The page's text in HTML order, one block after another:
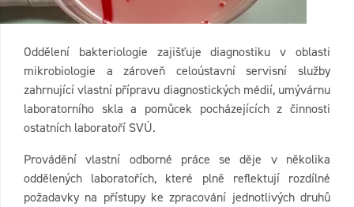
Oddělení bakteriologie zajišťuje diagnostiku v oblasti
mikrobiologie a zároveň celoústavní servisní služby
zahrnující vlastní přípravu diagnostických médií, umývárnu
laboratorního skla a pomůcek pocházejících z činnosti
ostatních laboratoří SVÚ.
Provádění vlastní odborné práce se děje v několika
oddělených laboratořích, které plně reflektují rozdílné
požadavky na přístupy ke zpracování jednotlivých druhů